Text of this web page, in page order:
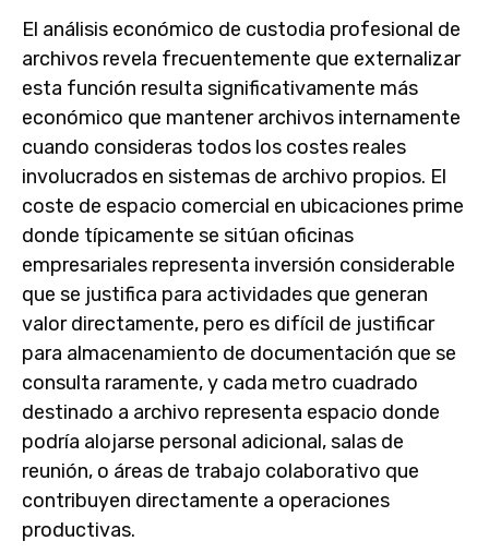
El análisis económico de custodia profesional de
archivos revela frecuentemente que externalizar
esta función resulta significativamente más
económico que mantener archivos internamente
cuando consideras todos los costes reales
involucrados en sistemas de archivo propios. El
coste de espacio comercial en ubicaciones prime
donde típicamente se sitúan oficinas
empresariales representa inversión considerable
que se justifica para actividades que generan
valor directamente, pero es difícil de justificar
para almacenamiento de documentación que se
consulta raramente, y cada metro cuadrado
destinado a archivo representa espacio donde
podría alojarse personal adicional, salas de
reunión, o áreas de trabajo colaborativo que
contribuyen directamente a operaciones
productivas.